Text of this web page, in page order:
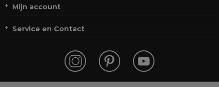
Mijn account
Service en Contact